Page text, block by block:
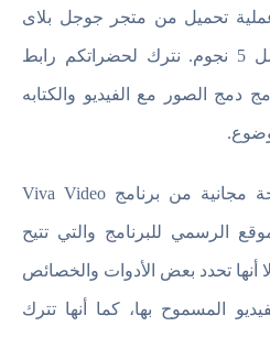
100 مليون عملية تحميل من متجر جوجل بلاى
فقط بتقييم بلغ 4.4 من أصل 5 نجوم. نترك لحضراتكم رابط
دمج الصور مع الفيديو والكتابه
وعلى الرغم من وجود نسخة مجانية من برنامج Viva Video
الرسمي للبرنامج والتي تتيح
أنها تحدد بعض الأدوات والخصائص
المسموح بها، كما أنها تترك